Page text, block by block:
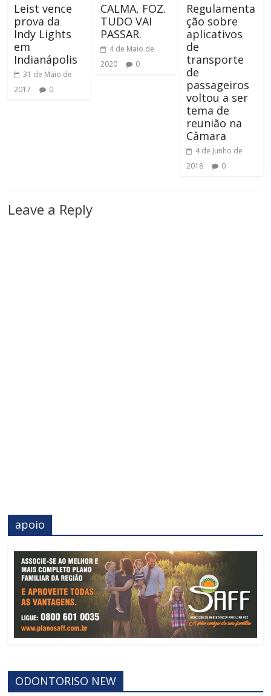
Leist vence
prova da
Indy Lights
em
Indianápolis
31 de Maio de
2017
0
CALMA, FOZ.
TUDO VAI
PASSAR.
4 de Maio de
2020
0
Regulamenta
ção sobre
aplicativos
de
transporte
de
passageiros
voltou a ser
tema de
reunião na
Câmara
4 de Junho de
2018
0
Leave a Reply
apoio
ODONTORISO NEW